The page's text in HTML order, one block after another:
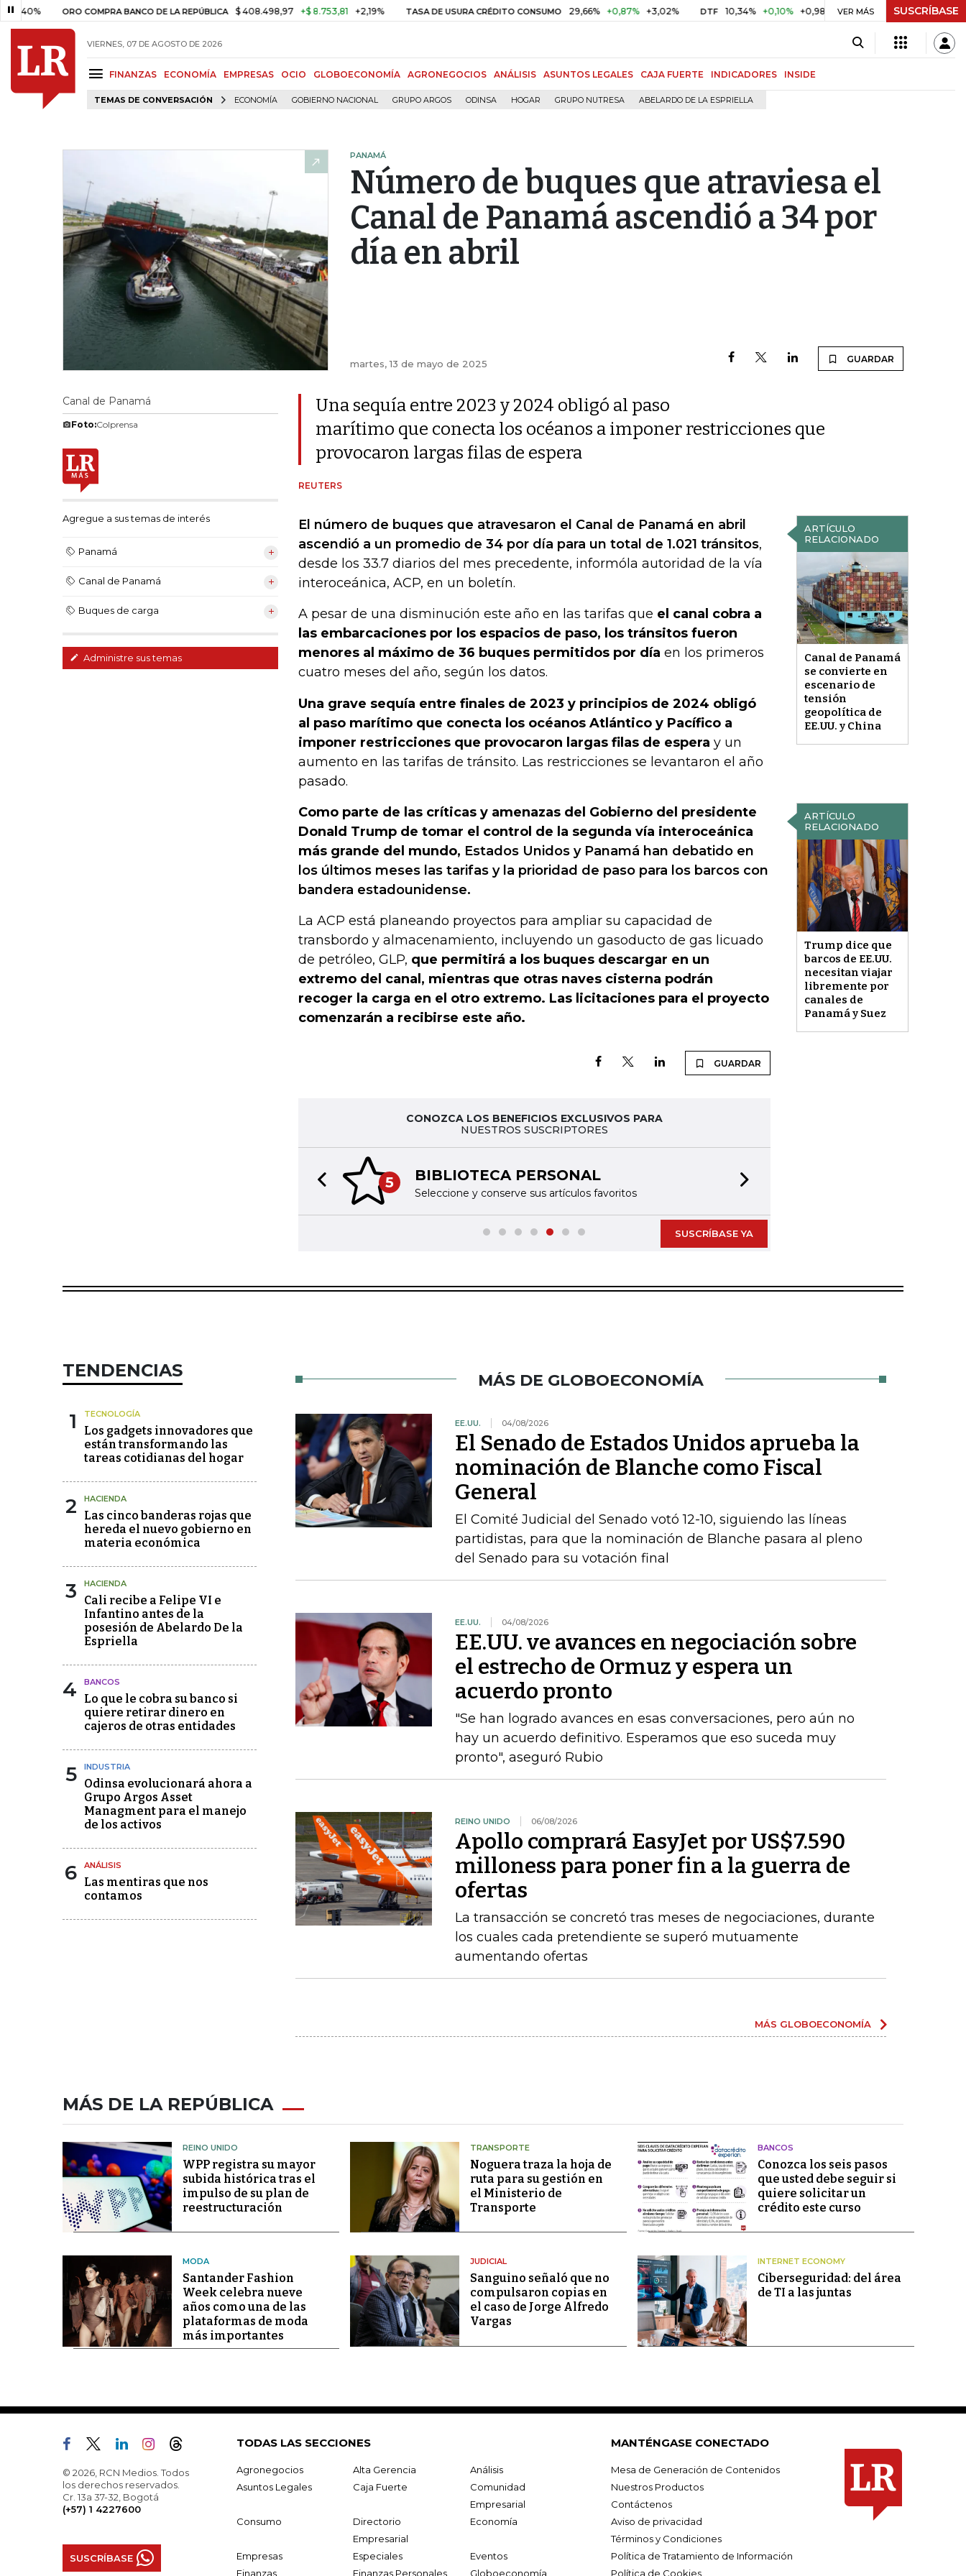
ORO COMPRA BANCO DE LA REPÚBLICA $ 408.498,97 +$ 8.753,81 +2,19% TASA DE USURA CRÉDITO CONSUMO 29,66% +0,87% +3,02% DTF 10,34% +0,10% +0,98% UVR $ 416,91 +$ 0,05 +0,01%
VER MÁS SUSCRÍBASE
VIERNES, 07 DE AGOSTO DE 2026
FINANZAS ECONOMÍA EMPRESAS OCIO GLOBOECONOMÍA AGRONEGOCIOS ANÁLISIS ASUNTOS LEGALES CAJA FUERTE INDICADORES INSIDE
TEMAS DE CONVERSACIÓN ECONOMÍA GOBIERNO NACIONAL GRUPO ARGOS ODINSA HOGAR GRUPO NUTRESA ABELARDO DE LA ESPRIELLA
PANAMÁ
Número de buques que atraviesa el
Canal de Panamá ascendió a 34 por
día en abril
martes, 13 de mayo de 2025 GUARDAR
Canal de Panamá
Foto:Colprensa
Agregue a sus temas de interés
Panamá
Canal de Panamá
Buques de carga
Administre sus temas
Una sequía entre 2023 y 2024 obligó al paso
marítimo que conecta los océanos a imponer restricciones que
provocaron largas filas de espera
REUTERS
ARTÍCULO
RELACIONADO
Canal de Panamá
se convierte en
escenario de
tensión
geopolítica de
EE.UU. y China
El número de buques que atravesaron el Canal de Panamá en abril
ascendió a un promedio de 34 por día para un total de 1.021 tránsitos,
desde los 33.7 diarios del mes precedente, informóla autoridad de la vía
interoceánica, ACP, en un boletín.
A pesar de una disminución este año en las tarifas que el canal cobra a
las embarcaciones por los espacios de paso, los tránsitos fueron
menores al máximo de 36 buques permitidos por día en los primeros
cuatro meses del año, según los datos.
Una grave sequía entre finales de 2023 y principios de 2024 obligó
al paso marítimo que conecta los océanos Atlántico y Pacífico a
imponer restricciones que provocaron largas filas de espera y un
aumento en las tarifas de tránsito. Las restricciones se levantaron el año
pasado.
ARTÍCULO
RELACIONADO
Trump dice que
barcos de EE.UU.
necesitan viajar
libremente por
canales de
Panamá y Suez
Como parte de las críticas y amenazas del Gobierno del presidente
Donald Trump de tomar el control de la segunda vía interoceánica
más grande del mundo, Estados Unidos y Panamá han debatido en
los últimos meses las tarifas y la prioridad de paso para los barcos con
bandera estadounidense.
La ACP está planeando proyectos para ampliar su capacidad de
transbordo y almacenamiento, incluyendo un gasoducto de gas licuado
de petróleo, GLP, que permitirá a los buques descargar en un
extremo del canal, mientras que otras naves cisterna podrán
recoger la carga en el otro extremo. Las licitaciones para el proyecto
comenzarán a recibirse este año.
GUARDAR
CONOZCA LOS BENEFICIOS EXCLUSIVOS PARA
NUESTROS SUSCRIPTORES
5 BIBLIOTECA PERSONAL
Seleccione y conserve sus artículos favoritos
Previous slide
SUSCRÍBASE YA
TENDENCIAS
1 TECNOLOGÍA
Los gadgets innovadores que
están transformando las
tareas cotidianas del hogar
2 HACIENDA
Las cinco banderas rojas que
hereda el nuevo gobierno en
materia económica
3 HACIENDA
Cali recibe a Felipe VI e
Infantino antes de la
posesión de Abelardo De la
Espriella
4 BANCOS
Lo que le cobra su banco si
quiere retirar dinero en
cajeros de otras entidades
5 INDUSTRIA
Odinsa evolucionará ahora a
Grupo Argos Asset
Managment para el manejo
de los activos
6 ANÁLISIS
Las mentiras que nos
contamos
MÁS DE GLOBOECONOMÍA
EE.UU. 04/08/2026
El Senado de Estados Unidos aprueba la
nominación de Blanche como Fiscal
General
El Comité Judicial del Senado votó 12-10, siguiendo las líneas
partidistas, para que la nominación de Blanche pasara al pleno
del Senado para su votación final
EE.UU. 04/08/2026
EE.UU. ve avances en negociación sobre
el estrecho de Ormuz y espera un
acuerdo pronto
"Se han logrado avances en esas conversaciones, pero aún no
hay un acuerdo definitivo. Esperamos que eso suceda muy
pronto", aseguró Rubio
REINO UNIDO 06/08/2026
Apollo comprará EasyJet por US$7.590
milloness para poner fin a la guerra de
ofertas
La transacción se concretó tras meses de negociaciones, durante
los cuales cada pretendiente se superó mutuamente
aumentando ofertas
MÁS GLOBOECONOMÍA
MÁS DE LA REPÚBLICA
REINO UNIDO
WPP registra su mayor
subida histórica tras el
impulso de su plan de
reestructuración
TRANSPORTE
Noguera traza la hoja de
ruta para su gestión en
el Ministerio de
Transporte
BANCOS
Conozca los seis pasos
que usted debe seguir si
quiere solicitar un
crédito este curso
MODA
Santander Fashion
Week celebra nueve
años como una de las
plataformas de moda
más importantes
JUDICIAL
Sanguino señaló que no
compulsaron copias en
el caso de Jorge Alfredo
Vargas
INTERNET ECONOMY
Ciberseguridad: del área
de TI a las juntas
© 2026, RCN Medios. Todos
los derechos reservados.
Cr. 13a 37-32, Bogotá
(+57) 1 4227600
SUSCRÍBASE
TODAS LAS SECCIONES
Agronegocios Alta Gerencia
Análisis
Asuntos Legales
Caja Fuerte
Comunidad
Empresarial
Consumo
Directorio
Empresarial
Economía
Empresas Especiales
Eventos
Finanzas
Finanzas Personales Globoeconomía
MANTÉNGASE CONECTADO
Mesa de Generación de Contenidos
Nuestros Productos
Contáctenos
Aviso de privacidad
Términos y Condiciones
Política de Tratamiento de Información
Política de Cookies